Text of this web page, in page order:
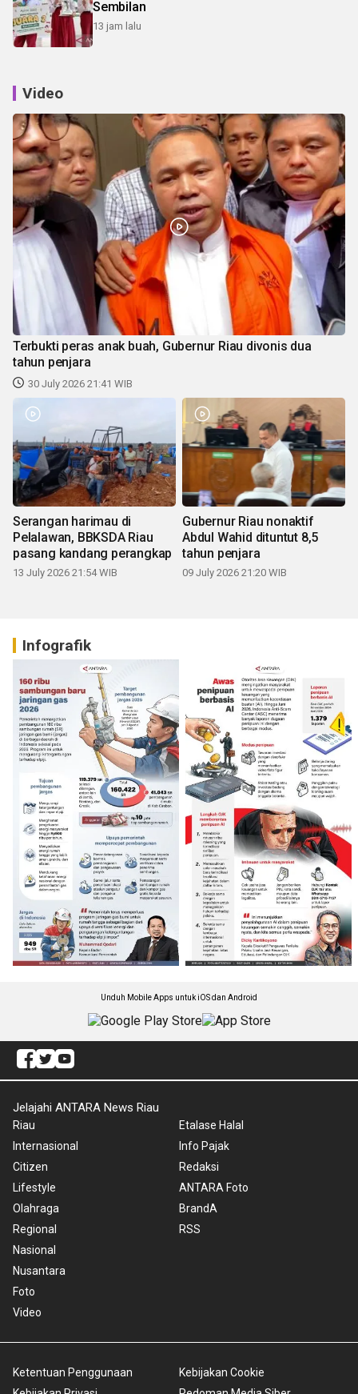
Sembilan
13 jam lalu
Video
Terbukti peras anak buah, Gubernur Riau divonis dua
tahun penjara
30 July 2026 21:41 WIB
Serangan harimau di
Pelalawan, BBKSDA Riau
pasang kandang perangkap
13 July 2026 21:54 WIB
Gubernur Riau nonaktif
Abdul Wahid dituntut 8,5
tahun penjara
09 July 2026 21:20 WIB
Infografik
Unduh Mobile Apps untuk iOS dan Android
Jelajahi ANTARA News Riau
Riau
Internasional
Citizen
Lifestyle
Olahraga
Regional
Nasional
Nusantara
Foto
Video
Etalase Halal
Info Pajak
Redaksi
ANTARA Foto
BrandA
RSS
Ketentuan Penggunaan
Kebijakan Cookie